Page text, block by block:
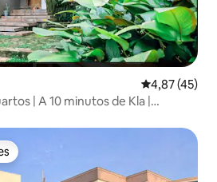
4,87 de uma
4,87 (45)
| A 10 minutos de Kla |